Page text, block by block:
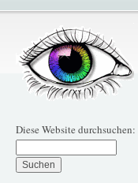
Diese Website durchsuchen: